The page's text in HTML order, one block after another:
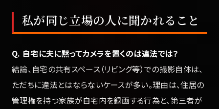
私が同じ立場の人に聞かれること
Q. 自宅に夫に黙ってカメラを置くのは違法では？
結論、自宅の共有スペース（リビング等）での撮影自体は、
ただちに違法とはならないケースが多い。理由は、住居の
管理権を持つ家族が自宅内を録画する行為と、第三者が